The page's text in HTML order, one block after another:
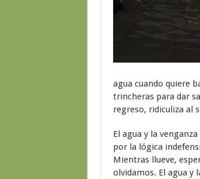
agua cuando quiere
trincheras para dar
regreso, ridiculiza al
El agua y la
por la lógica
Mientras llueve,
olvidamos. El agua y